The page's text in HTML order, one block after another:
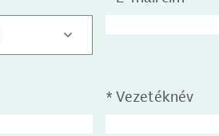
* Vezetéknév